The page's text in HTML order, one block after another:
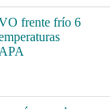
frente frío 6